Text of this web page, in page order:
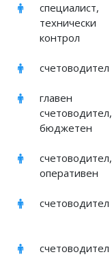
специалист,
технически
контрол
счетоводител
главен
счетоводител,
бюджетен
счетоводител,
оперативен
счетоводител
счетоводител